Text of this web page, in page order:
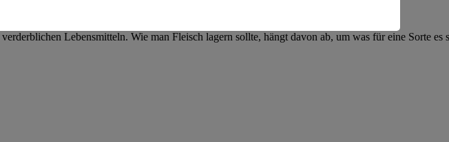
Lebensmitteln. Wie man Fleisch lagern sollte, hängt davon ab, um was für eine Sorte es